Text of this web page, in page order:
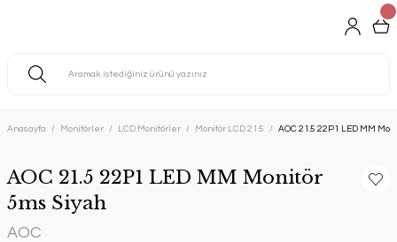
Anasayfa Monitörler LCD Monitörler Monitör LCD 21.5 AOC 21.5 22P1 LED MM
AOC 21.5 22P1 LED MM Monitör
5ms Siyah
AOC